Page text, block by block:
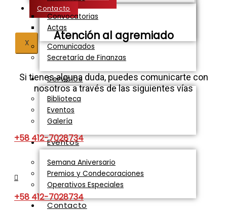
Contacto
X
Convocatorias
Actas
Comunicados
Secretaría de Finanzas
Servicios
Biblioteca
Eventos
Galería
Eventos
Semana Aniversario
Premios y Condecoraciones
Operativos Especiales
Contacto
Atención al agremiado​
Si tienes alguna duda, puedes comunicarte con
nosotros a través de las siguientes vías
+58 412-7028734
+58 412-7028734